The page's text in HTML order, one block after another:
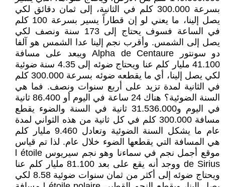
بسرعة 300.000 كلم في الثانية، إلى ثمان دقائق لكي
يصل إلينا، ما يعني لو إن قطاراً يسير بسرعة 100 كلم
في الساعة فسوف يحتاج إلى 173 سنة ونصف لكي
يصل إلى الشمس. وأقرب نجم إلينا عدا الشمس هو آلفا
دو سونتور Alpha de Centaure ويبعد على مسافة
41.100 مليار كلم عنا ويحتاج ضوئه إلى 4.35 سنة ضوئية
لكي يصل إلينا، أي ما يقطعه ضوئه بسرعة 300.000 كلم
في الثانية لمدة تزيد على أربع سنوات ونصف. فما هي
السنة الضوئية؟ هناك 24 ساعة في اليوم أو 86.400 ثانية
في اليوم و31.536.000 ثانية في السنة والضوء يقطع
مسافة 300.000 كلم في كل ثانية من هذه الثواني لمدة
عام ما يشكل السنة الضوئية وتعادل 9.460 مليار كلم
هي المسافة التي يقطعها الضوء خلال عام. لذا تم قياس
موقع أجمل نجم في سماءنا وهو نجم سيريوس l étoile
de Sirius ووجد أنه يقع على بعد 81.100 مليار كلم عنا
ويحتاج ضوئه إلى أكثر من ثمان سنوات ضوئية 8.58 لكي